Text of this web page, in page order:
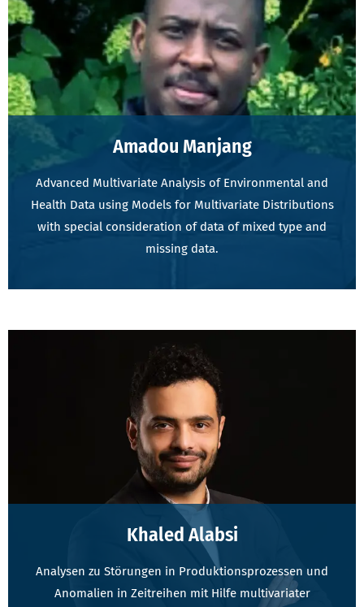
Amadou Manjang
Advanced Multivariate Analysis of Environmental and
Health Data using Models for Multivariate Distributions
with special consideration of data of mixed type and
missing data.
Khaled Alabsi
Analysen zu Störungen in Produktionsprozessen und
Anomalien in Zeitreihen mit Hilfe multivariater